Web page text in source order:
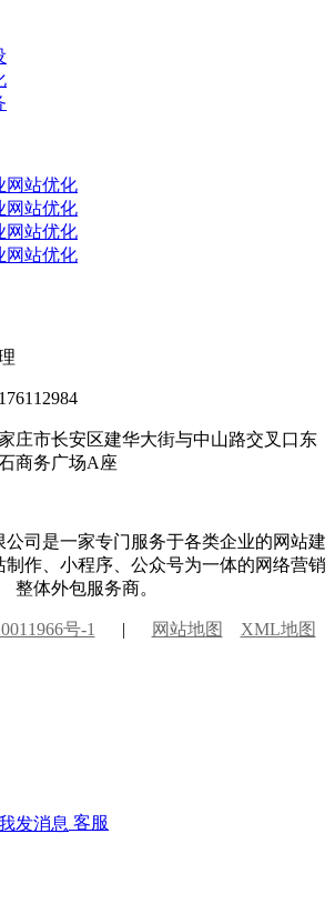
网站优化
网站优化
网站优化
网站优化
庄市长安区建华大街与中山路交叉口东
商务广场A座
司是一家专门服务于各类企业的网站建
作、小程序、公众号为一体的网络营销
整体外包服务商。
号-1 | 网站地图 XML地图
客服